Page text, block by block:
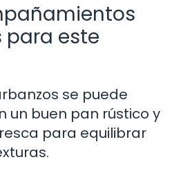
para este
se puede
un buen pan rústico y
para equilibrar